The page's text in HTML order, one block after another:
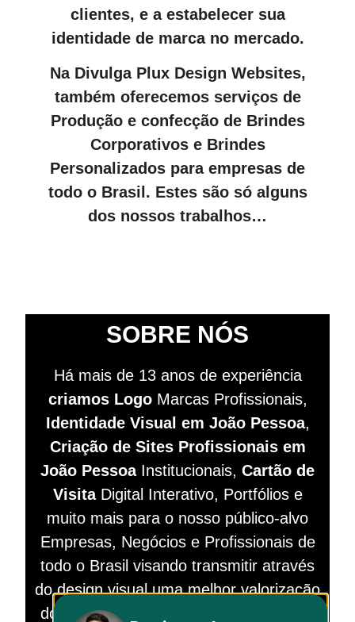
clientes, e a estabelecer sua
identidade de marca no mercado.
Na Divulga Plux Design Websites,
também oferecemos serviços de
Produção e confecção de Brindes
Corporativos e Brindes
Personalizados para empresas de
todo o Brasil. Estes são só alguns
dos nossos trabalhos…
SOBRE NÓS
Há mais de 13 anos de experiência
criamos LogoMarcas Profissionais,
Identidade Visual em João Pessoa,
Criação de Sites Profissionais em
João Pessoa Institucionais, Cartão de
VisitaDigital Interativo, Portfólios e
muito mais para o nosso público-alvo
Empresas, Negócios e Profissionais de
todo o Brasil visando transmitir através
do design visualuma melhor valorização
dos nossos clientes diante do mercado